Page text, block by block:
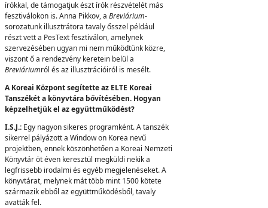
írókkal, de támogatjuk észt írók részvételét más
fesztiválokon is. Anna Pikkov, a Breviárium-
sorozatunk illusztrátora tavaly ősszel például
részt vett a PesText fesztiválon, amelynek
szervezésében ugyan mi nem működtünk közre,
viszont ő a rendezvény keretein belül a
Breviáriumról és az illusztrációiról is mesélt.
A Koreai Központ segítette az ELTE Koreai
Tanszékét a könyvtára bővítésében. Hogyan
képzelhetjük el az együttműködést?
I.S.J.: Egy nagyon sikeres programként. A tanszék
sikerrel pályázott a Window on Korea nevű
projektben, ennek köszönhetően a Koreai Nemzeti
Könyvtár öt éven keresztül megküldi nekik a
legfrissebb irodalmi és egyéb megjelenéseket. A
könyvtárat, melynek mát több mint 1500 kötete
származik ebből az együttműködésből, tavaly
avatták fel.